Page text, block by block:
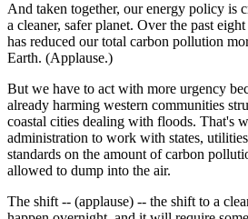
And taken together, our energy policy is
a cleaner, safer planet. Over the past
has reduced our total carbon pollution
Earth. (Applause.)
But we have to act with more urgency
already harming western communities
coastal cities dealing with floods. That's
administration to work with states,
standards on the amount of carbon
allowed to dump into the air.
The shift -- (applause) -- the shift to a